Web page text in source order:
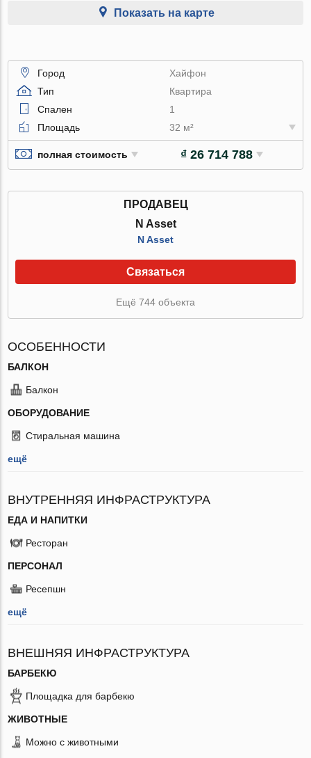
Показать на карте
Город
Хайфон
Тип
Квартира
Спален
1
Площадь
32 м²
полная стоимость ₫ 26 714 788
ПРОДАВЕЦ
N Asset
N Asset
Связаться
Ещё 744 объекта
ОСОБЕННОСТИ
БАЛКОН
Балкон
ОБОРУДОВАНИЕ
Стиральная машина
ещё
ВНУТРЕННЯЯ ИНФРАСТРУКТУРА
ЕДА И НАПИТКИ
Ресторан
ПЕРСОНАЛ
Ресепшн
ещё
ВНЕШНЯЯ ИНФРАСТРУКТУРА
БАРБЕКЮ
Площадка для барбекю
ЖИВОТНЫЕ
Можно с животными